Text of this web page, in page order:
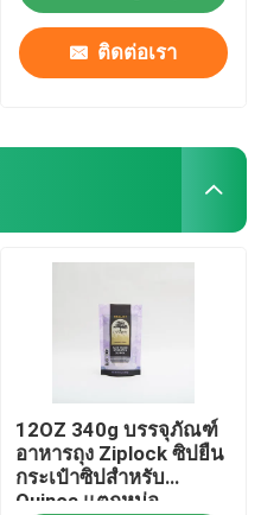
ติดต่อเรา
12OZ 340g บรรจุภัณฑ์
อาหารถุง Ziplock ซิปยืน
กระเป๋าซิปสำหรับ
Quinoa แตกหน่อ